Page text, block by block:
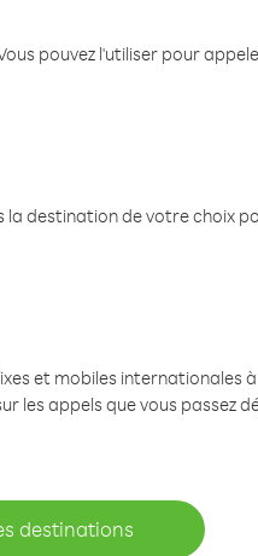
pouvez l'utiliser pour
destination de votre choix
et mobiles internationales
les appels que vous passez
destinations